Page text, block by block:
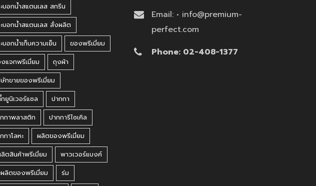
บอกน้ำสแตนเลส สกรีน
บอกน้ำสแตนเลส สั่งผลิต
บอกน้ำเก็บความเย็น
ของพรีเมี่ยม
แจกพรีเมี่ยม
ถุงผ้า
ทขายของพรีเมี่ยม
ยูนิเวอร์แซล
ปากกา
กาพลาสติก
ปากการีไซเคิล
กาโลหะ
ผลิตของพรีเมี่ยม
ตสินค้าพรีเมี่ยม
พาวเวอร์แบงค์
ลิตของพรีเมี่ยม
ร่ม
Email: • info@premium-
perfect.com
Phone: 02-408-1377